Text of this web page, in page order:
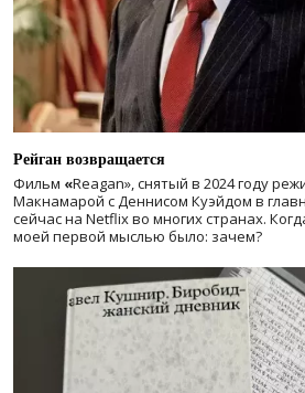
Рейган возвращается
Фильм «Reagan», снятый в 2024 году
Макнамарой с Деннисом Куэйдом в
сейчас на Netflix во многих странах.
моей первой мыслью было: зачем?